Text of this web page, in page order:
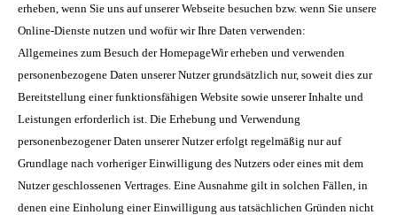
erheben, wenn Sie uns auf unserer Webseite besuchen bzw. wenn Sie unsere
Online-Dienste nutzen und wofür wir Ihre Daten verwenden:
Allgemeines zum Besuch der HomepageWir erheben und verwenden
personenbezogene Daten unserer Nutzer grundsätzlich nur, soweit dies zur
Bereitstellung einer funktionsfähigen Website sowie unserer Inhalte und
Leistungen erforderlich ist. Die Erhebung und Verwendung
personenbezogener Daten unserer Nutzer erfolgt regelmäßig nur auf
Grundlage nach vorheriger Einwilligung des Nutzers oder eines mit dem
Nutzer geschlossenen Vertrages. Eine Ausnahme gilt in solchen Fällen, in
denen eine Einholung einer Einwilligung aus tatsächlichen Gründen nicht